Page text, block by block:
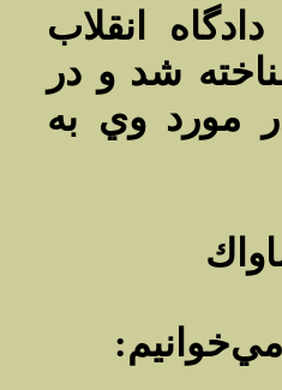
انقلاب
شد و در
در مورد وي به